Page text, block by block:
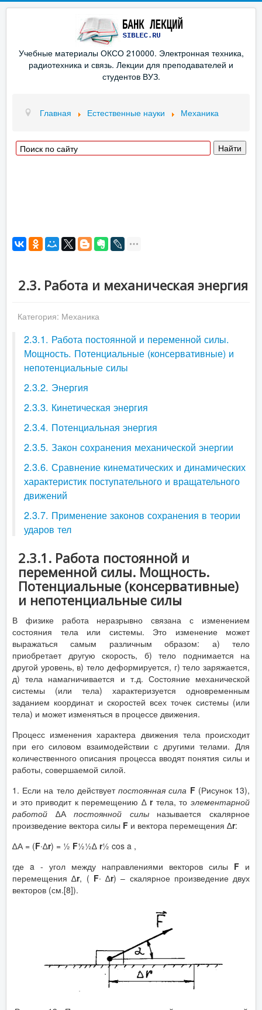
Учебные материалы ОКСО 210000. Электронная техника,
радиотехника и связь. Лекции для преподавателей и
студентов ВУЗ.
Главная Естественные науки Механика
2.3. Работа и механическая энергия
Категория: Механика
2.3.1. Работа постоянной и переменной силы.
Мощность. Потенциальные (консервативные) и
непотенциальные силы
2.3.2. Энергия
2.3.3. Кинетическая энергия
2.3.4. Потенциальная энергия
2.3.5. Закон сохранения механической энергии
2.3.6. Сравнение кинематических и динамических
характеристик поступательного и вращательного
движений
2.3.7. Применение законов сохранения в теории
ударов тел
2.3.1. Работа постоянной и
переменной силы. Мощность.
Потенциальные (консервативные)
и непотенциальные силы
В физике работа неразрывно связана с изменением
состояния тела или системы. Это изменение может
выражаться самым различным образом: а) тело
приобретает другую скорость, б) тело поднимается на
другой уровень, в) тело деформируется, г) тело заряжается,
д) тела намагничивается и т.д. Состояние механической
системы (или тела) характеризуется одновременным
заданием координат и скоростей всех точек системы (или
тела) и может изменяться в процессе движения.
Процесс изменения характера движения тела происходит
при его силовом взаимодействии с другими телами. Для
количественного описания процесса вводят понятия силы и
работы, совершаемой силой.
1. Если на тело действуетпостоянная сила F(Рисунок 13),
и это приводит к перемещению ∆rтела, тоэлементарной
работой ∆Апостоянной силы называется скалярное
произведение вектора силы F и вектора перемещения ∆r:
∆А = (F∙∆r) = ½ F½½∆ r½ cos a ,
где a - угол между направлениями векторов силы F и
перемещения ∆r, ( F∙ ∆r) – скалярное произведение двух
векторов (см.[8]).